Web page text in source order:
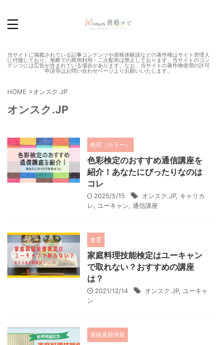
当サイトに掲載されている記事コンテンツや資格体験談などの著作権はサイト管理人
に付随しており、無断での商用利用・二次配布は禁止しております。当サイトのコン
テンツには広告が含まれている場合があります。なお、当サイトの著作物使用の許可
申請等はお問い合わせページよりお願いいたします。
HOME >オンスク.JP
オンスク.JP
色彩（カラー）
色彩検定のおすすめ通信講座を
紹介！あなたにぴったりなのは
コレ
2025/5/15 オンスク.JP, キャリカ
レ, ユーキャン, 通信講座
食育
家庭料理技能検定はユーキャン
で取れない？おすすめの講座
は？
2021/12/14 オンスク.JP, ユーキャ
ン
資格最新情報